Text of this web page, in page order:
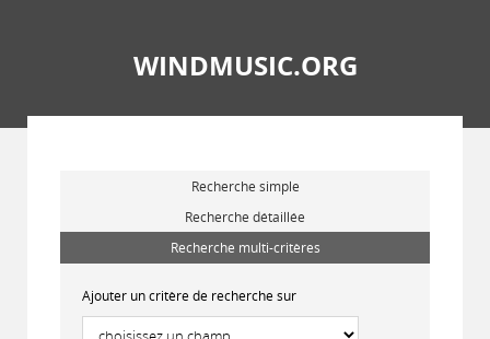
WINDMUSIC.ORG
Recherche simple
Recherche détaillée
Recherche multi-critères
Ajouter un critère de recherche sur